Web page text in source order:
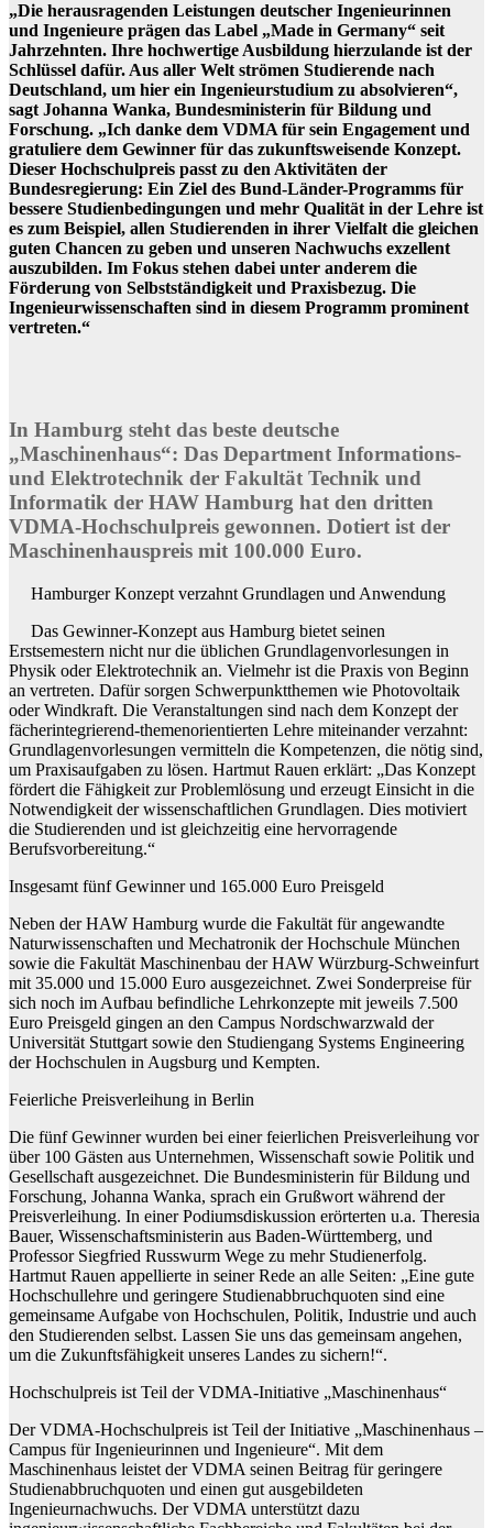
„Die herausragenden Leistungen deutscher Ingenieurinnen
und Ingenieure prägen das Label „Made in Germany“ seit
Jahrzehnten. Ihre hochwertige Ausbildung hierzulande ist der
Schlüssel dafür. Aus aller Welt strömen Studierende nach
Deutschland, um hier ein Ingenieurstudium zu absolvieren“,
sagt Johanna Wanka, Bundesministerin für Bildung und
Forschung. „Ich danke dem VDMA für sein Engagement und
gratuliere dem Gewinner für das zukunftsweisende Konzept.
Dieser Hochschulpreis passt zu den Aktivitäten der
Bundesregierung: Ein Ziel des Bund-Länder-Programms für
bessere Studienbedingungen und mehr Qualität in der Lehre ist
es zum Beispiel, allen Studierenden in ihrer Vielfalt die gleichen
guten Chancen zu geben und unseren Nachwuchs exzellent
auszubilden. Im Fokus stehen dabei unter anderem die
Förderung von Selbstständigkeit und Praxisbezug. Die
Ingenieurwissenschaften sind in diesem Programm prominent
vertreten.“
In Hamburg steht das beste deutsche
„Maschinenhaus“: Das Department Informations-
und Elektrotechnik der Fakultät Technik und
Informatik der HAW Hamburg hat den dritten
VDMA-Hochschulpreis gewonnen. Dotiert ist der
Maschinenhauspreis mit 100.000 Euro.
Hamburger Konzept verzahnt Grundlagen und Anwendung
Das Gewinner-Konzept aus Hamburg bietet seinen
Erstsemestern nicht nur die üblichen Grundlagenvorlesungen in
Physik oder Elektrotechnik an. Vielmehr ist die Praxis von Beginn
an vertreten. Dafür sorgen Schwerpunktthemen wie Photovoltaik
oder Windkraft. Die Veranstaltungen sind nach dem Konzept der
fächerintegrierend-themenorientierten Lehre miteinander verzahnt:
Grundlagenvorlesungen vermitteln die Kompetenzen, die nötig sind,
um Praxisaufgaben zu lösen. Hartmut Rauen erklärt: „Das Konzept
fördert die Fähigkeit zur Problemlösung und erzeugt Einsicht in die
Notwendigkeit der wissenschaftlichen Grundlagen. Dies motiviert
die Studierenden und ist gleichzeitig eine hervorragende
Berufsvorbereitung.“
Insgesamt fünf Gewinner und 165.000 Euro Preisgeld
Neben der HAW Hamburg wurde die Fakultät für angewandte
Naturwissenschaften und Mechatronik der Hochschule München
sowie die Fakultät Maschinenbau der HAW Würzburg-Schweinfurt
mit 35.000 und 15.000 Euro ausgezeichnet. Zwei Sonderpreise für
sich noch im Aufbau befindliche Lehrkonzepte mit jeweils 7.500
Euro Preisgeld gingen an den Campus Nordschwarzwald der
Universität Stuttgart sowie den Studiengang Systems Engineering
der Hochschulen in Augsburg und Kempten.
Feierliche Preisverleihung in Berlin
Die fünf Gewinner wurden bei einer feierlichen Preisverleihung vor
über 100 Gästen aus Unternehmen, Wissenschaft sowie Politik und
Gesellschaft ausgezeichnet. Die Bundesministerin für Bildung und
Forschung, Johanna Wanka, sprach ein Grußwort während der
Preisverleihung. In einer Podiumsdiskussion erörterten u.a. Theresia
Bauer, Wissenschaftsministerin aus Baden-Württemberg, und
Professor Siegfried Russwurm Wege zu mehr Studienerfolg.
Hartmut Rauen appellierte in seiner Rede an alle Seiten: „Eine gute
Hochschullehre und geringere Studienabbruchquoten sind eine
gemeinsame Aufgabe von Hochschulen, Politik, Industrie und auch
den Studierenden selbst. Lassen Sie uns das gemeinsam angehen,
um die Zukunftsfähigkeit unseres Landes zu sichern!“.
Hochschulpreis ist Teil der VDMA-Initiative „Maschinenhaus“
Der VDMA-Hochschulpreis ist Teil der Initiative „Maschinenhaus –
Campus für Ingenieurinnen und Ingenieure“. Mit dem
Maschinenhaus leistet der VDMA seinen Beitrag für geringere
Studienabbruchquoten und einen gut ausgebildeten
Ingenieurnachwuchs. Der VDMA unterstützt dazu